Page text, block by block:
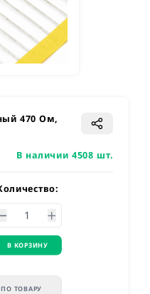
470 Ом,
В наличии 4508 шт.
В КОРЗИНУ
ТОВАРУ